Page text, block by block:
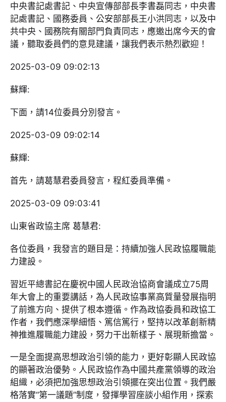
中央書記處書記、中央宣傳部部長李書磊同志，中央書
記處書記、國務委員、公安部部長王小洪同志，以及中
共中央、國務院有關部門負責同志，應邀出席今天的會
議，聽取委員們的意見建議，讓我們表示熱烈歡迎！
2025-03-09 09:02:13
蘇輝:
下面，請14位委員分別發言。
2025-03-09 09:02:14
蘇輝:
首先，請葛慧君委員發言，程紅委員準備。
2025-03-09 09:03:41
山東省政協主席 葛慧君:
各位委員，我發言的題目是：持續加強人民政協履職能
力建設。
習近平總書記在慶祝中國人民政治協商會議成立75周
年大會上的重要講話，為人民政協事業高質量發展指明
了前進方向、提供了根本遵循。作為政協委員和政協工
作者，我們應深學細悟、篤信篤行，堅持以改革創新精
神推進履職能力建設，努力干出新樣子、展現新擔當。
一是全面提高思想政治引領的能力，更好彰顯人民政協
的顯著政治優勢。人民政協作為中國共產黨領導的政治
組織，必須把加強思想政治引領擺在突出位置。我們嚴
格落實“第一議題”制度，發揮學習座談小組作用，探索